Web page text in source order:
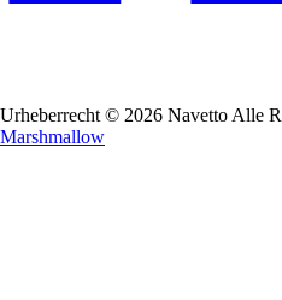
Urheberrecht © 2026 Navetto Alle
Marshmallow